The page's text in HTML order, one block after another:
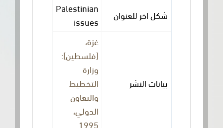
شكل اخر للعنوان
Palestinian
issues
بيانات النشر
[فلسطين]:
التخطيط
والتعاون
الدولي،